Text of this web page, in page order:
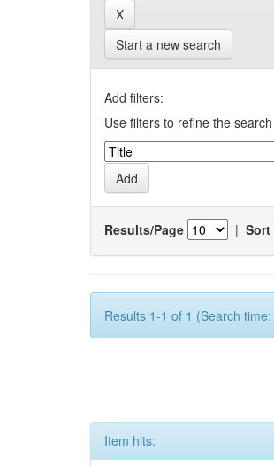
Start a new search
Add filters:
Use filters to refine the
Results/Page | Sort
Results 1-1 of 1 (Search
Item hits: